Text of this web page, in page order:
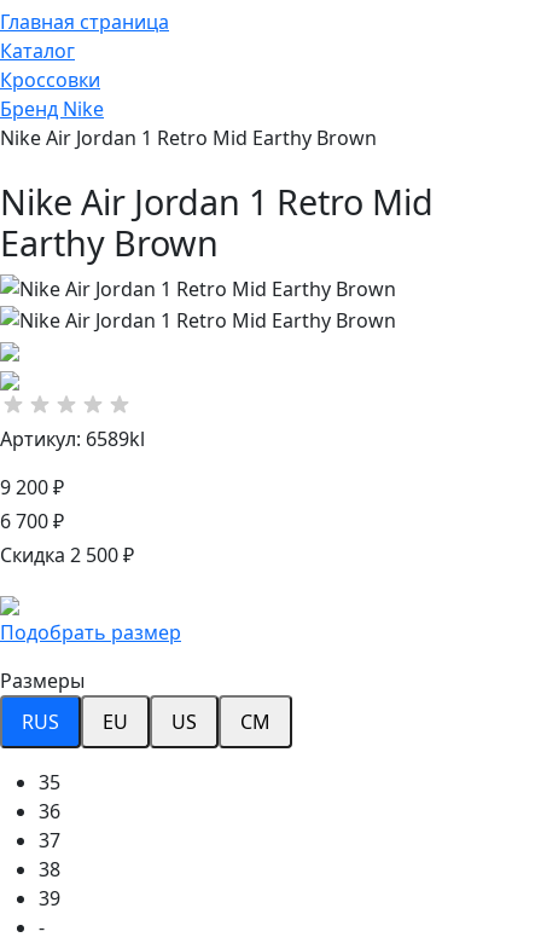
Главная страница
Каталог
Кроссовки
Бренд Nike
Nike Air Jordan 1 Retro Mid Earthy Brown
Nike Air Jordan 1 Retro Mid
Earthy Brown
Артикул: 6589kl
9 200 ₽
6 700 ₽
Скидка 2 500 ₽
Подобрать размер
Размеры
RUS
EU US CM
35
36
37
38
39
-